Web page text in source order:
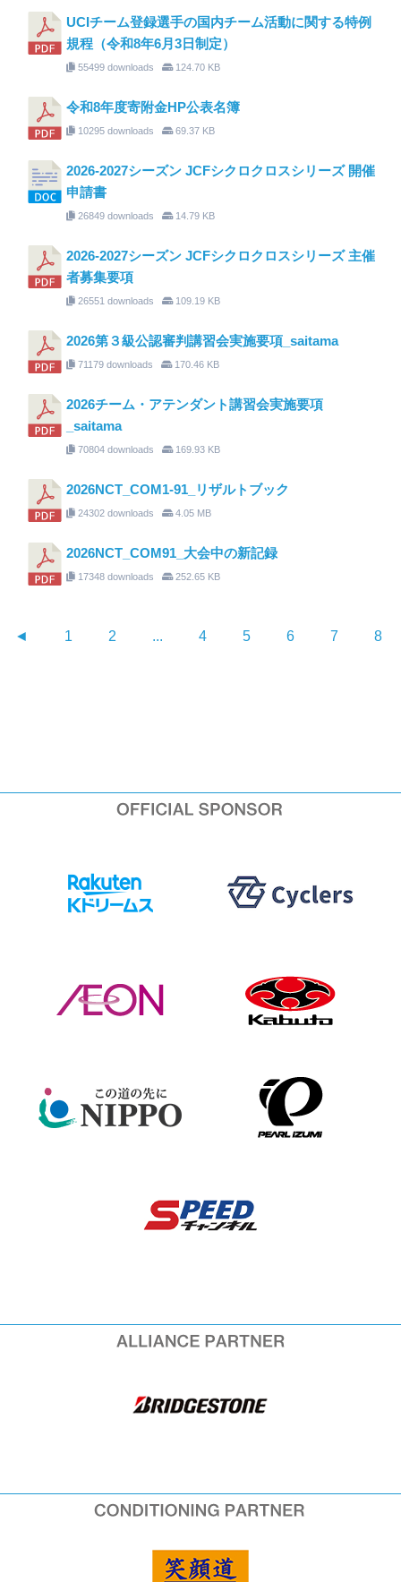
UCIチーム登録選手の国内チーム活動に関する特例
規程（令和8年6月3日制定）
55499 downloads 124.70 KB
令和8年度寄附金HP公表名簿
10295 downloads 69.37 KB
2026-2027シーズン JCFシクロクロスシリーズ 開催
申請書
26849 downloads 14.79 KB
2026-2027シーズン JCFシクロクロスシリーズ 主催
者募集要項
26551 downloads 109.19 KB
2026第３級公認審判講習会実施要項_saitama
71179 downloads 170.46 KB
2026チーム・アテンダント講習会実施要項
_saitama
70804 downloads 169.93 KB
2026NCT_COM1-91_リザルトブック
24302 downloads 4.05 MB
2026NCT_COM91_大会中の新記録
17348 downloads 252.65 KB
◄ 1 2 ... 4 5 6 7 8